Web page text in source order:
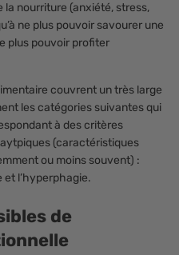
nourriture (anxiété, stress,
ne plus pouvoir savourer une
plus pouvoir profiter
couvrent un très large
les catégories suivantes qui
à des critères
(caractéristiques
ou moins souvent) :
et l’hyperphagie.
de